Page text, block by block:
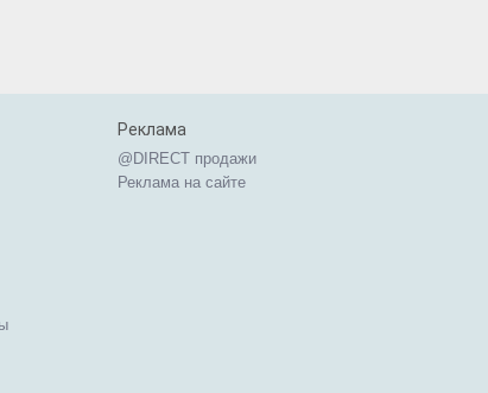
Реклама
@DIRECT продажи
Реклама на сайте